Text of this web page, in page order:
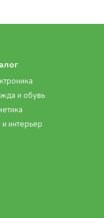
и обувь
интерьер